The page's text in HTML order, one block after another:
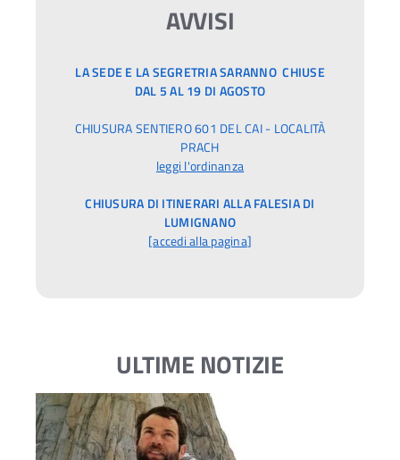
AVVISI
LA SEDE E LA SEGRETRIA SARANNO CHIUSE
DAL 5 AL 19 DI AGOSTO
CHIUSURA SENTIERO 601 DEL CAI - LOCALITÀ
PRACH
leggi l'ordinanza
CHIUSURA DI ITINERARI ALLA FALESIA DI
LUMIGNANO
[accedi alla pagina]
ULTIME NOTIZIE